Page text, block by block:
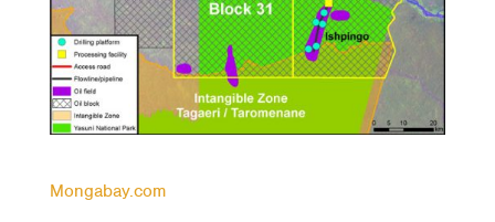
Mongabay.com